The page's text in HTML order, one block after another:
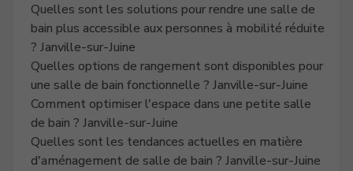
Quelles sont les solutions pour rendre une salle de
bain plus accessible aux personnes à mobilité réduite
? Janville-sur-Juine
Quelles options de rangement sont disponibles pour
une salle de bain fonctionnelle ? Janville-sur-Juine
Comment optimiser l'espace dans une petite salle
de bain ? Janville-sur-Juine
Quelles sont les tendances actuelles en matière
d'aménagement de salle de bain ? Janville-sur-Juine